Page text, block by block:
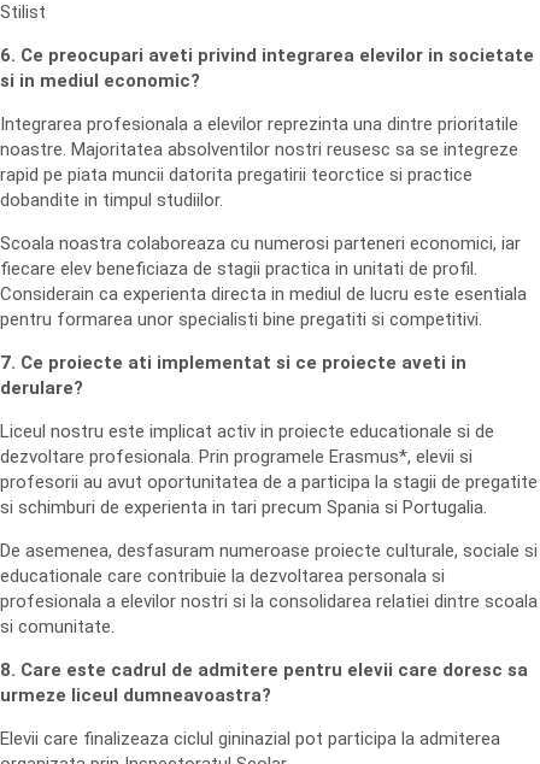
Stilist
6. Ce preocupari aveti privind integrarea elevilor in societate
si in mediul economic?
Integrarea profesionala a elevilor reprezinta una dintre prioritatile
noastre. Majoritatea absolventilor nostri reusesc sa se integreze
rapid pe piata muncii datorita pregatirii teorctice si practice
dobandite in timpul studiilor.
Scoala noastra colaboreaza cu numerosi parteneri economici, iar
fiecare elev beneficiaza de stagii practica in unitati de profil.
Considerain ca experienta directa in mediul de lucru este esentiala
pentru formarea unor specialisti bine pregatiti si competitivi.
7. Ce proiecte ati implementat si ce proiecte aveti in
derulare?
Liceul nostru este implicat activ in proiecte educationale si de
dezvoltare profesionala. Prin programele Erasmus*, elevii si
profesorii au avut oportunitatea de a participa la stagii de pregatite
si schimburi de experienta in tari precum Spania si Portugalia.
De asemenea, desfasuram numeroase proiecte culturale, sociale si
educationale care contribuie la dezvoltarea personala si
profesionala a elevilor nostri si la consolidarea relatiei dintre scoala
si comunitate.
8. Care este cadrul de admitere pentru elevii care doresc sa
urmeze liceul dumneavoastra?
Elevii care finalizeaza ciclul gininazial pot participa la admiterea